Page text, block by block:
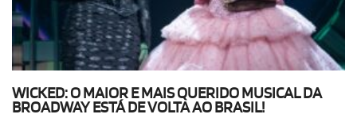
WICKED: O MAIOR E MAIS QUERIDO MUSICAL DA
BROADWAY ESTÁ DE VOLTA AO BRASIL!